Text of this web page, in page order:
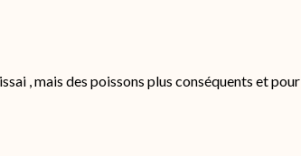
, mais des poissons plus conséquents et pour